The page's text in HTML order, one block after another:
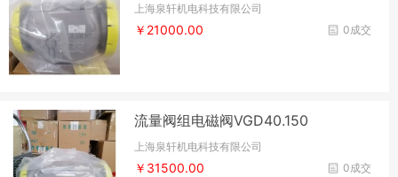
上海泉轩机电科技有限公司
0成交
￥21000.00
流量阀组电磁阀VGD40.150
上海泉轩机电科技有限公司
0成交
￥31500.00